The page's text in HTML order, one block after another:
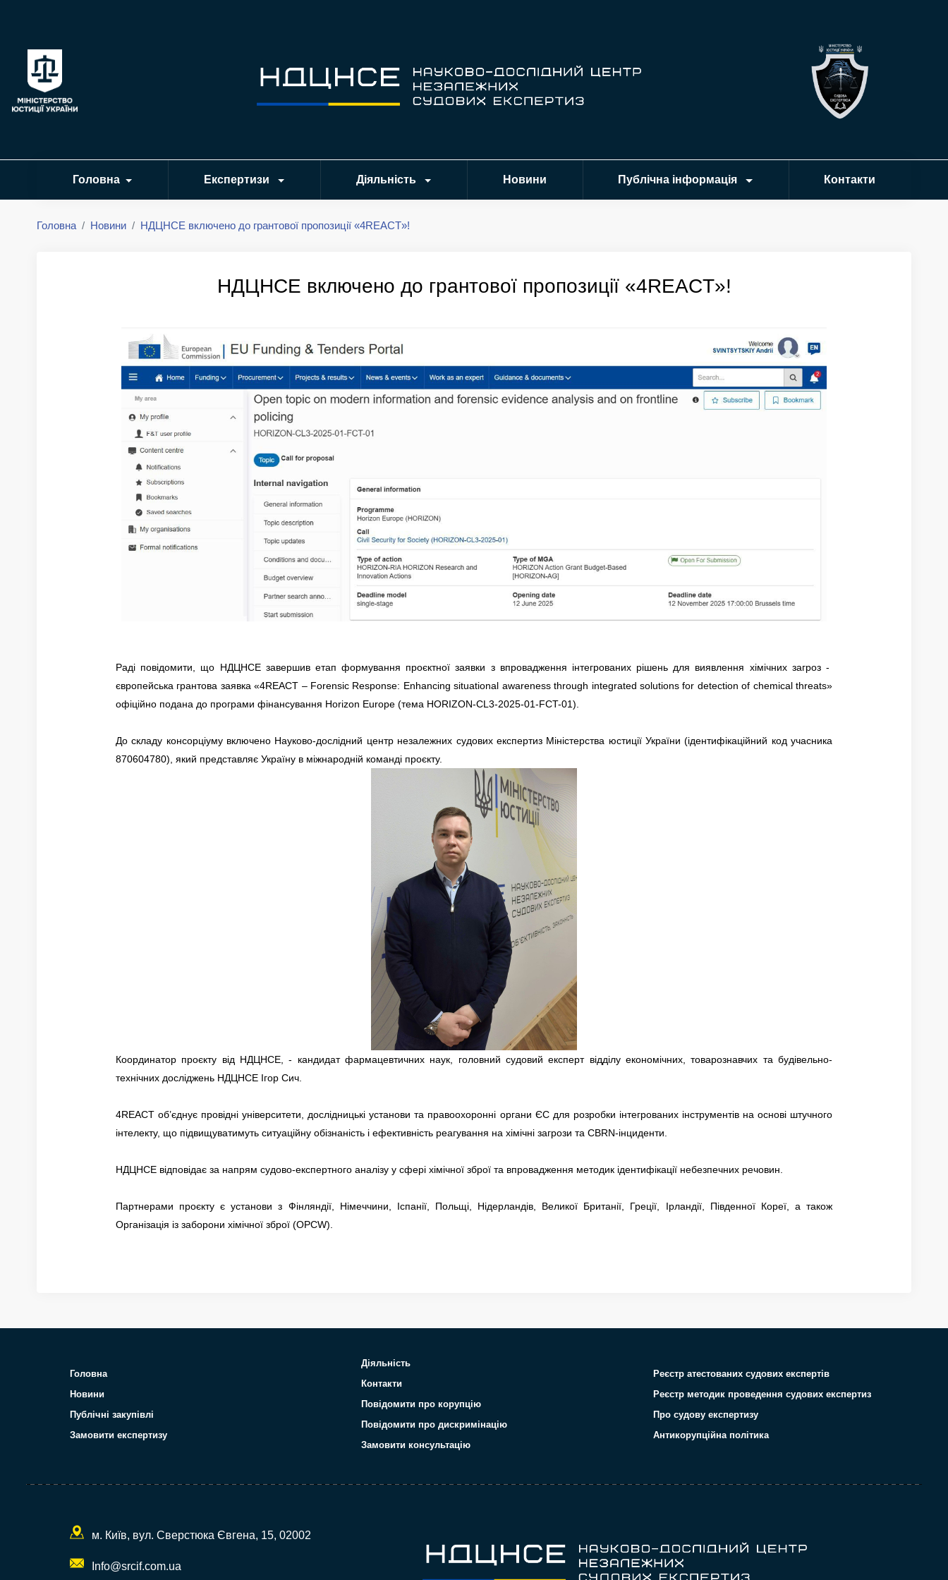
Головна Експертизи Діяльність Новини Публічна інформація Контакти
Головна Новини НДЦНСЕ включено до грантової пропозиції «4REACT»!
НДЦНСЕ включено до грантової пропозиції «4REACT»!
Раді повідомити, що НДЦНСЕ завершив етап формування проєктної заявки з впровадження інтегрованих рішень для виявлення хімічних загроз -
європейська грантова заявка «4REACT – Forensic Response: Enhancing situational awareness through integrated solutions for detection of chemical threats»
офіційно подана до програми фінансування Horizon Europe (тема HORIZON-CL3-2025-01-FCT-01).
До складу консорціуму включено Науково-дослідний центр незалежних судових експертиз Міністерства юстиції України (ідентифікаційний код учасника
870604780), який представляє Україну в міжнародній команді проєкту.
Координатор проєкту від НДЦНСЕ, - кандидат фармацевтичних наук, головний судовий експерт відділу економічних, товарознавчих та будівельно-
технічних досліджень НДЦНСЕ Ігор Сич.
4REACT об’єднує провідні університети, дослідницькі установи та правоохоронні органи ЄС для розробки інтегрованих інструментів на основі штучного
інтелекту, що підвищуватимуть ситуаційну обізнаність і ефективність реагування на хімічні загрози та CBRN-інциденти.
НДЦНСЕ відповідає за напрям судово-експертного аналізу у сфері хімічної зброї та впровадження методик ідентифікації небезпечних речовин.
Партнерами проєкту є установи з Фінляндії, Німеччини, Іспанії, Польщі, Нідерландів, Великої Британії, Греції, Ірландії, Південної Кореї, а також
Організація із заборони хімічної зброї (OPCW).
Головна
Новини
Публічні закупівлі
Замовити експертизу
Діяльність
Контакти
Повідомити про корупцію
Повідомити про дискримінацію
Замовити консультацію
Реєстр атестованих судових експертів
Реєстр методик проведення судових експертиз
Про судову експертизу
Антикорупційна політика
м. Київ, вул. Сверстюка Євгена, 15, 02002
Info@srcif.com.ua